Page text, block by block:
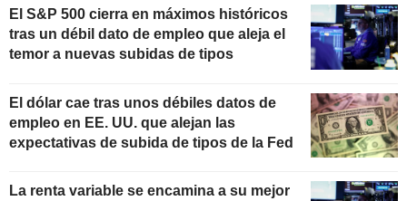
El S&P 500 cierra en máximos históricos
tras un débil dato de empleo que aleja el
temor a nuevas subidas de tipos
El dólar cae tras unos débiles datos de
empleo en EE. UU. que alejan las
expectativas de subida de tipos de la Fed
La renta variable se encamina a su mejor